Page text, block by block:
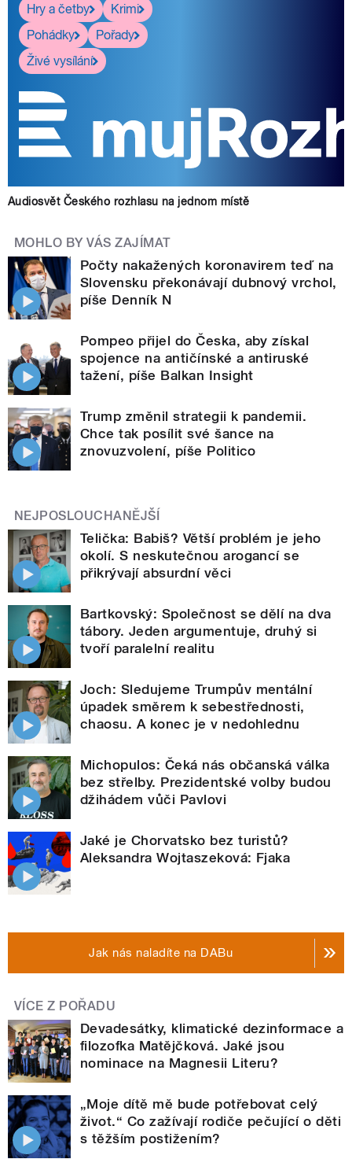
Hry a četby
Krimi
Pohádky
Pořady
Živé vysílání
Audiosvět Českého rozhlasu na jednom místě
MOHLO BY VÁS ZAJÍMAT
Počty nakažených koronavirem teď na
Slovensku překonávají dubnový vrchol,
píše Denník N
Pompeo přijel do Česka, aby získal
spojence na antičínské a antiruské
tažení, píše Balkan Insight
Trump změnil strategii k pandemii.
Chce tak posílit své šance na
znovuzvolení, píše Politico
NEJPOSLOUCHANĚJŠÍ
Telička: Babiš? Větší problém je jeho
okolí. S neskutečnou arogancí se
přikrývají absurdní věci
Bartkovský: Společnost se dělí na dva
tábory. Jeden argumentuje, druhý si
tvoří paralelní realitu
Joch: Sledujeme Trumpův mentální
úpadek směrem k sebestřednosti,
chaosu. A konec je v nedohlednu
Michopulos: Čeká nás občanská válka
bez střelby. Prezidentské volby budou
džihádem vůči Pavlovi
Jaké je Chorvatsko bez turistů?
Aleksandra Wojtaszeková: Fjaka
Jak nás naladíte na DABu
VÍCE Z POŘADU
Devadesátky, klimatické dezinformace a
filozofka Matějčková. Jaké jsou
nominace na Magnesii Literu?
„Moje dítě mě bude potřebovat celý
život.“ Co zažívají rodiče pečující o děti
s těžším postižením?